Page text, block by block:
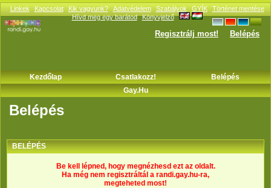
Linkek Kapcsolat Kik vagyunk? Adatvédelem Szabályok GYÍK
Történet mentése
Hívd meg egy barátod
Könyvjelző
Regisztrálj most! Belépés
Kezdőlap Csatlakozz!
Belépés
Gay.hu
Belépés
BELÉPÉS
Be kell lépned, hogy megnézhesd ezt az oldalt.
Ha még nem regisztráltál a randi.gay.hu-ra,
megteheted most!